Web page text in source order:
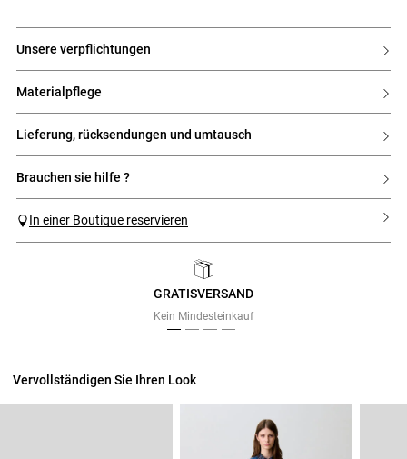
unsere verpflichtungen
materialpflege
lieferung, rücksendungen und umtausch
brauchen sie hilfe ?
In einer Boutique reservieren
GRATISVERSAND
Kein Mindesteinkauf
Vervollständigen Sie Ihren Look